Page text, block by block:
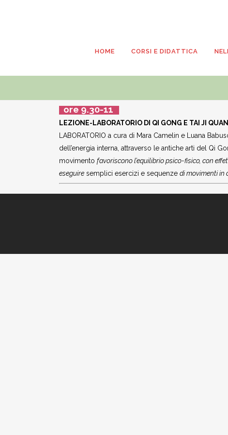
HOME CORSI E DIDATTICA
ore 9.30-11
LEZIONE-LABORATORIO DI QI GONG E TAI JI QUAN
LABORATORIO a cura di Mara Camelin e Luana
dell’energia interna, attraverso le antiche arti del Qi
movimento favoriscono l’equilibrio psico-fisico, con
eseguire semplici esercizi e sequenze di movimenti in